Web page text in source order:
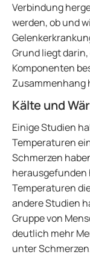
Verbindung
werden, ob und
Grund liegt
Komponenten
Zusammenhang
Kälte und
Einige Studien
Temperaturen
Schmerzen
herausgefunden
Temperaturen
andere Studien
Gruppe von
deutlich mehr
unter